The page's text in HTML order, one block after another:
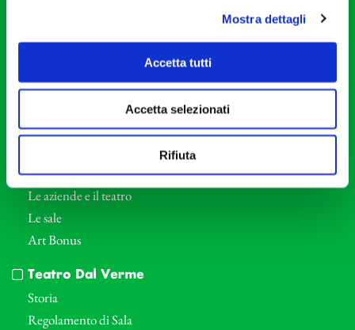
Mostra dettagli
Accetta tutti
Accetta selezionati
Rifiuta
Orchestra I Pomeriggi Musicali
Direttore Artistico
Professori d’Orchestra
Eventi Corporate
Le aziende e il teatro
Le sale
Art Bonus
Teatro Dal Verme
Storia
Regolamento di Sala